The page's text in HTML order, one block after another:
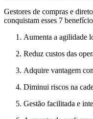
Gestores de compras e
conquistam esses 7
Aumenta a agilidade
Reduz custos das
Adquire vantagem
Diminui riscos na
Gestão facilitada e